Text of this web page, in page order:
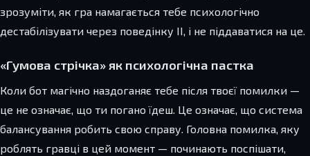
зрозуміти, як гра намагається тебе психологічно
дестабілізувати через поведінку ІІ, і не піддаватися на це.
«Гумова стрічка» як психологічна пастка
Коли бот магічно наздоганяє тебе після твоєї помилки —
це не означає, що ти погано їдеш. Це означає, що система
балансування робить свою справу. Головна помилка, яку
роблять гравці в цей момент — починають поспішати,